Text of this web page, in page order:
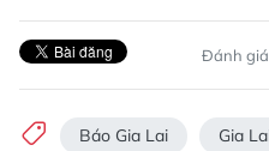
Đánh
Báo Gia Lai Gia